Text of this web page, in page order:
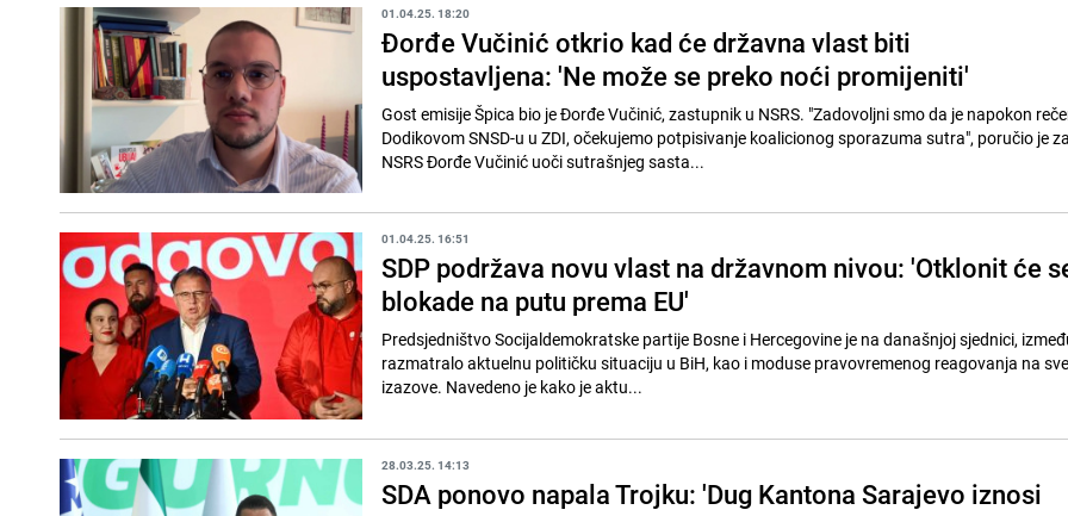
01.04.25. 18:20
Đorđe Vučinić otkrio kad će državna vlast biti
uspostavljena: 'Ne može se preko noći promijeniti'
Gost emisije Špica bio je Đorđe Vučinić, zastupnik u NSRS. "Zadovoljni smo da je napokon
Dodikovom SNSD-u u ZDI, očekujemo potpisivanje koalicionog sporazuma sutra", poručio je
NSRS Đorđe Vučinić uoči sutrašnjeg sasta...
01.04.25. 16:51
SDP podržava novu vlast na državnom nivou: 'Otklonit će
blokade na putu prema EU'
Predsjedništvo Socijaldemokratske partije Bosne i Hercegovine je na današnjoj sjednici,
razmatralo aktuelnu političku situaciju u BiH, kao i moduse pravovremenog reagovanja na
izazove. Navedeno je kako je aktu...
28.03.25. 14:13
SDA ponovo napala Trojku: 'Dug Kantona Sarajevo iznosi